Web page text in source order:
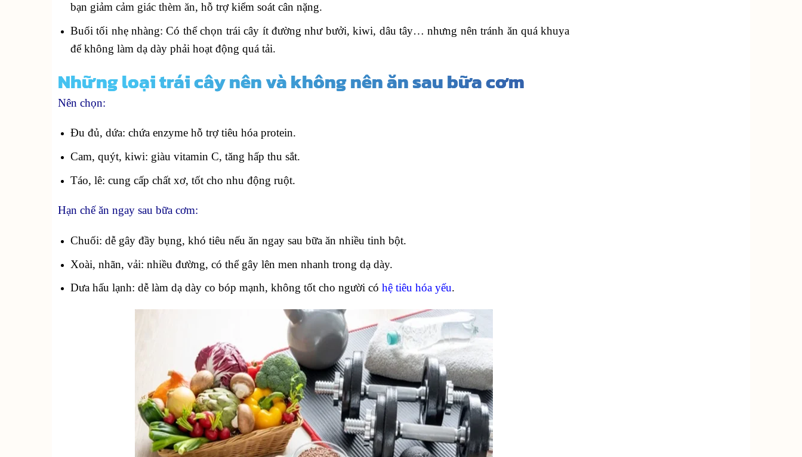
bạn giảm cảm giác thèm ăn, hỗ trợ kiểm soát cân nặng.
Buổi tối nhẹ nhàng: Có thể chọn trái cây ít đường như bưởi, kiwi, dâu tây… nhưng nên tránh ăn quá khuya
để không làm dạ dày phải hoạt động quá tải.
Những loại trái cây nên và không nên ăn sau bữa cơm
Nên chọn:
Đu đủ, dứa: chứa enzyme hỗ trợ tiêu hóa protein.
Cam, quýt, kiwi: giàu vitamin C, tăng hấp thu sắt.
Táo, lê: cung cấp chất xơ, tốt cho nhu động ruột.
Hạn chế ăn ngay sau bữa cơm:
Chuối: dễ gây đầy bụng, khó tiêu nếu ăn ngay sau bữa ăn nhiều tinh bột.
Xoài, nhãn, vải: nhiều đường, có thể gây lên men nhanh trong dạ dày.
Dưa hấu lạnh: dễ làm dạ dày co bóp mạnh, không tốt cho người có hệ tiêu hóa yếu.